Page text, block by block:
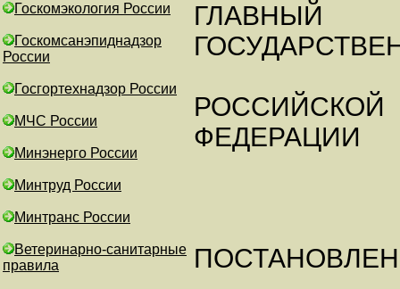
Госкомэкология России
Госкомсанэпиднадзор
России
Госгортехнадзор России
МЧС России
Минэнерго России
Минтруд России
Минтранс России
Ветеринарно-санитарные
правила
ГЛАВНЫЙ
РОССИЙСКОЙ
ФЕДЕРАЦИИ